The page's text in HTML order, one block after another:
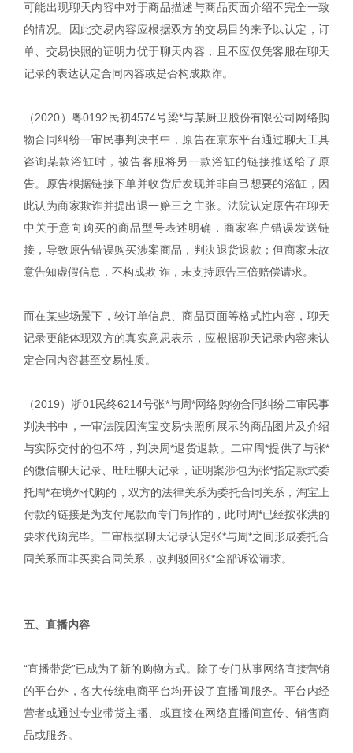
可能出现聊天内容中对于商品描述与商品页面介绍不完全一致
的情况。因此交易内容应根据双方的交易目的来予以认定，订
单、交易快照的证明力优于聊天内容，且不应仅凭客服在聊天
记录的表达认定合同内容或是否构成欺诈。
（2020）粤0192民初4574号梁*与某厨卫股份有限公司网络购
物合同纠纷一审民事判决书中，原告在京东平台通过聊天工具
咨询某款浴缸时，被告客服将另一款浴缸的链接推送给了原
告。原告根据链接下单并收货后发现并非自己想要的浴缸，因
此认为商家欺诈并提出退一赔三之主张。法院认定原告在聊天
中关于意向购买的商品型号表述明确，商家客户错误发送链
接，导致原告错误购买涉案商品，判决退货退款；但商家未故
意告知虚假信息，不构成欺 诈，未支持原告三倍赔偿请求。
而在某些场景下，较订单信息、商品页面等格式性内容，聊天
记录更能体现双方的真实意思表示，应根据聊天记录内容来认
定合同内容甚至交易性质。
（2019）浙01民终6214号张*与周*网络购物合同纠纷二审民事
判决书中，一审法院因淘宝交易快照所展示的商品图片及介绍
与实际交付的包不符，判决周*退货退款。二审周*提供了与张*
的微信聊天记录、旺旺聊天记录，证明案涉包为张*指定款式委
托周*在境外代购的，双方的法律关系为委托合同关系，淘宝上
付款的链接是为支付尾款而专门制作的，此时周*已经按张洪的
要求代购完毕。二审根据聊天记录认定张*与周*之间形成委托合
同关系而非买卖合同关系，改判驳回张*全部诉讼请求。
五、直播内容
“直播带货”已成为了新的购物方式。除了专门从事网络直接营销
的平台外，各大传统电商平台均开设了直播间服务。平台内经
营者或通过专业带货主播、或直接在网络直播间宣传、销售商
品或服务。